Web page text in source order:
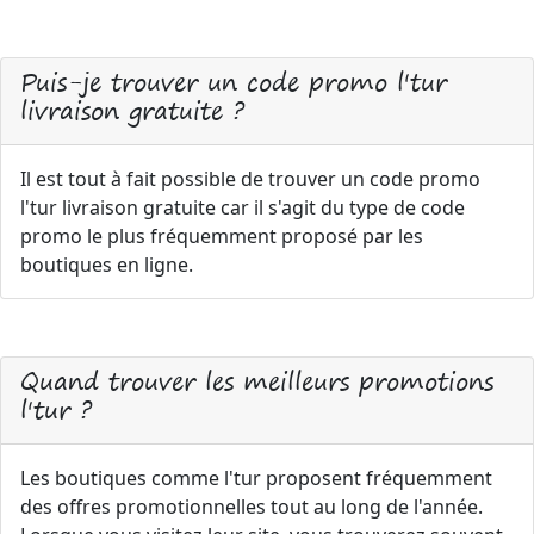
Puis-je trouver un code promo l'tur
livraison gratuite ?
Il est tout à fait possible de trouver un code promo
l'tur livraison gratuite car il s'agit du type de code
promo le plus fréquemment proposé par les
boutiques en ligne.
Quand trouver les meilleurs promotions
l'tur ?
Les boutiques comme l'tur proposent fréquemment
des offres promotionnelles tout au long de l'année.